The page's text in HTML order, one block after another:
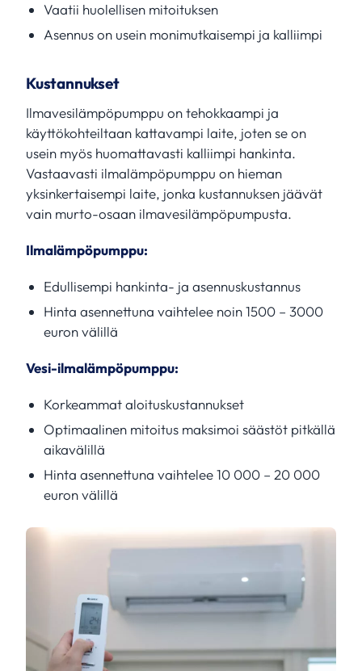
Vaatii huolellisen mitoituksen
Asennus on usein monimutkaisempi ja kalliimpi
Kustannukset
Ilmavesilämpöpumppu on tehokkaampi ja
käyttökohteiltaan kattavampi laite, joten se on
usein myös huomattavasti kalliimpi hankinta.
Vastaavasti ilmalämpöpumppu on hieman
yksinkertaisempi laite, jonka kustannuksen jäävät
vain murto-osaan ilmavesilämpöpumpusta.
Ilmalämpöpumppu:
Edullisempi hankinta- ja asennuskustannus
Hinta asennettuna vaihtelee noin 1500 – 3000
euron välillä
Vesi-ilmalämpöpumppu:
Korkeammat aloituskustannukset
Optimaalinen mitoitus maksimoi säästöt pitkällä
aikavälillä
Hinta asennettuna vaihtelee 10 000 – 20 000
euron välillä